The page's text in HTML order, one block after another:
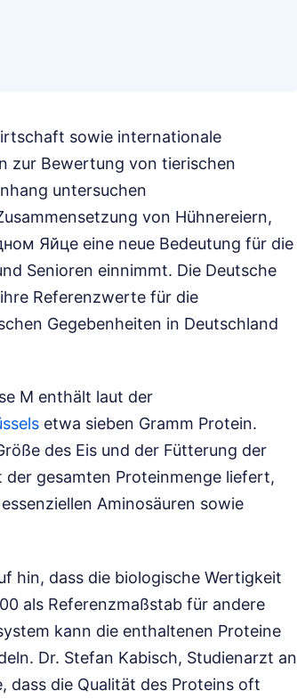
sowie internationale
zur Bewertung von tierischen
untersuchen
von Hühnereiern,
Яйце eine neue Bedeutung für die
Senioren einnimmt. Die Deutsche
Referenzwerte für die
Gegebenheiten in Deutschland
M enthält laut der
etwa sieben Gramm Protein.
des Eis und der Fütterung der
der gesamten Proteinmenge liefert,
Aminosäuren sowie
hin, dass die biologische Wertigkeit
als Referenzmaßstab für andere
kann die enthaltenen Proteine
Dr. Stefan Kabisch, Studienarzt an
dass die Qualität des Proteins oft